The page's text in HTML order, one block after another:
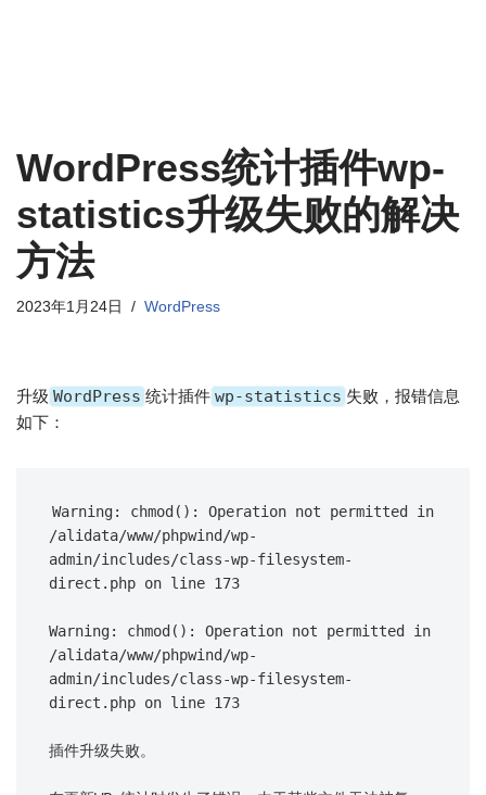
WordPress统计插件wp-
statistics升级失败的解决
方法
2023年1月24日 WordPress
升级 WordPress 统计插件 wp-statistics 失败，报错信息
如下：
Warning: chmod(): Operation not permitted in
/alidata/www/phpwind/wp-
admin/includes/class-wp-filesystem-
direct.php on line 173
Warning: chmod(): Operation not permitted in
/alidata/www/phpwind/wp-
admin/includes/class-wp-filesystem-
direct.php on line 173
插件升级失败。